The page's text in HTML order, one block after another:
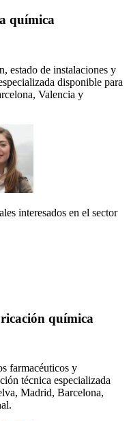
química
estado de instalaciones y
disponible para
Valencia y
interesados en el sector
química
farmacéuticos y
técnica especializada
Madrid, Barcelona,